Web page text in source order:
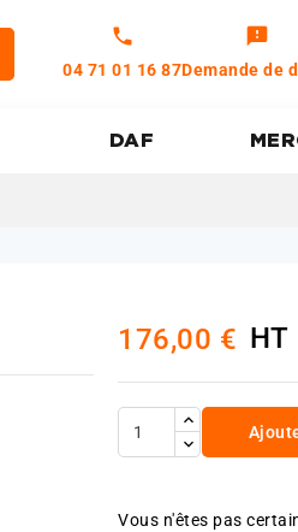
call
04 71 01 16 87
feedback
Demande de
DAF
176,00 € HT
Vous n'êtes pas